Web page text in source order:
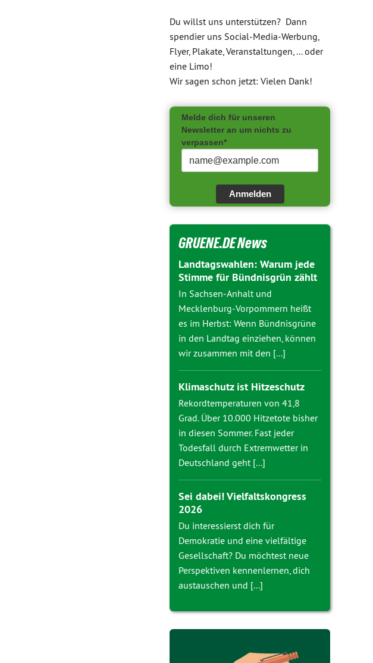
Du willst uns unterstützen? Dann
spendier uns Social-Media-Werbung,
Flyer, Plakate, Veranstaltungen, ... oder
eine Limo!
Wir sagen schon jetzt: Vielen Dank!
Melde dich für unseren
Newsletter an um nichts zu
verpassen*
Anmelden
GRUENE.DE News
Landtagswahlen: Warum jede
Stimme für Bündnisgrün zählt
In Sachsen-Anhalt und
Mecklenburg-Vorpommern heißt
es im Herbst: Wenn Bündnisgrüne
in den Landtag einziehen, können
wir zusammen mit den [...]
Klimaschutz ist Hitzeschutz
Rekordtemperaturen von 41,8
Grad. Über 10.000 Hitzetote bisher
in diesen Sommer. Fast jeder
Todesfall durch Extremwetter in
Deutschland geht [...]
Sei dabei! Vielfaltskongress
2026
Du interessierst dich für
Demokratie und eine vielfältige
Gesellschaft? Du möchtest neue
Perspektiven kennenlernen, dich
austauschen und [...]